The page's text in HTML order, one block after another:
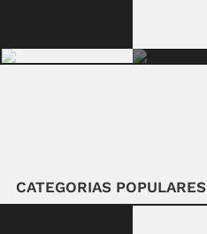
CATEGORIAS POPULARES